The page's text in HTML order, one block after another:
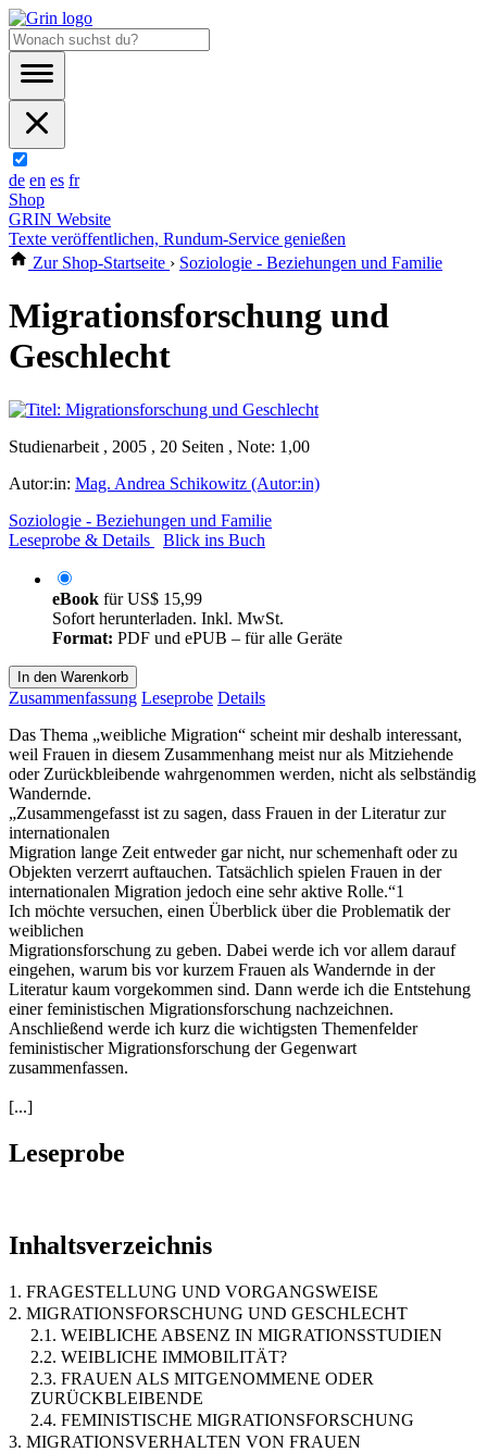
de en es fr
Shop
GRIN Website
Texte veröffentlichen, Rundum-Service genießen
Zur Shop-Startseite › Soziologie - Beziehungen und Familie
Migrationsforschung und
Geschlecht
Studienarbeit , 2005 , 20 Seiten , Note: 1,00
Autor:in: Mag. Andrea Schikowitz (Autor:in)
Soziologie - Beziehungen und Familie
Leseprobe & Details
Blick ins Buch
eBook fürUS$ 15,99
Sofort herunterladen. Inkl. MwSt.
Format: PDF und ePUB – für alle Geräte
In den Warenkorb
Zusammenfassung Leseprobe Details
Das Thema „weibliche Migration“ scheint mir deshalb interessant,
weil Frauen in diesem Zusammenhang meist nur als Mitziehende
oder Zurückbleibende wahrgenommen werden, nicht als selbständig
Wandernde.
„Zusammengefasst ist zu sagen, dass Frauen in der Literatur zur
internationalen
Migration lange Zeit entweder gar nicht, nur schemenhaft oder zu
Objekten verzerrt auftauchen. Tatsächlich spielen Frauen in der
internationalen Migration jedoch eine sehr aktive Rolle.“1
Ich möchte versuchen, einen Überblick über die Problematik der
weiblichen
Migrationsforschung zu geben. Dabei werde ich vor allem darauf
eingehen, warum bis vor kurzem Frauen als Wandernde in der
Literatur kaum vorgekommen sind. Dann werde ich die Entstehung
einer feministischen Migrationsforschung nachzeichnen.
Anschließend werde ich kurz die wichtigsten Themenfelder
feministischer Migrationsforschung der Gegenwart
zusammenfassen.
[...]
Leseprobe
Inhaltsverzeichnis
1. FRAGESTELLUNG UND VORGANGSWEISE
2. MIGRATIONSFORSCHUNG UND GESCHLECHT
2.1. WEIBLICHE ABSENZ IN MIGRATIONSSTUDIEN
2.2. WEIBLICHE IMMOBILITÄT?
2.3. FRAUEN ALS MITGENOMMENE ODER
ZURÜCKBLEIBENDE
2.4. FEMINISTISCHE MIGRATIONSFORSCHUNG
3. MIGRATIONSVERHALTEN VON FRAUEN